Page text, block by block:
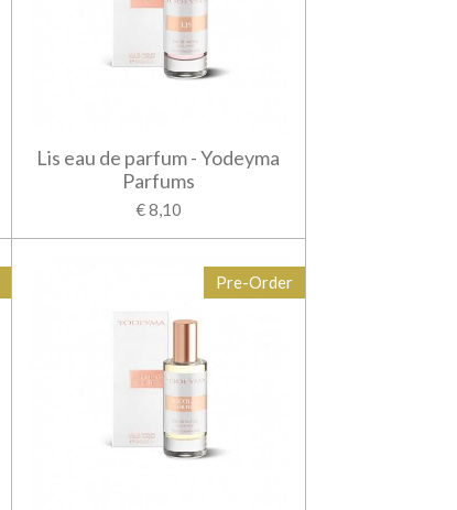
Lis eau de parfum - Yodeyma
Parfums
€ 8,10
Pre-Order